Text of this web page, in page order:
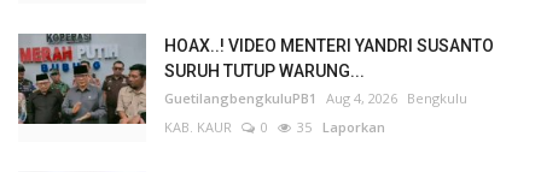
HOAX..! VIDEO MENTERI YANDRI SUSANTO
SURUH TUTUP WARUNG...
GuetilangbengkuluPB1 Aug 4, 2026 Bengkulu
KAB. KAUR
0 35 Laporkan